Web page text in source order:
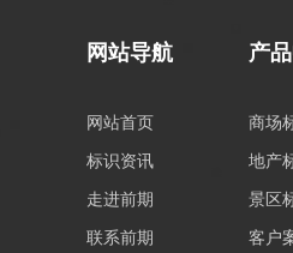
网站导航
网站首页
标识资讯
走进前期
联系前期
产
商场
地产
景区
客户